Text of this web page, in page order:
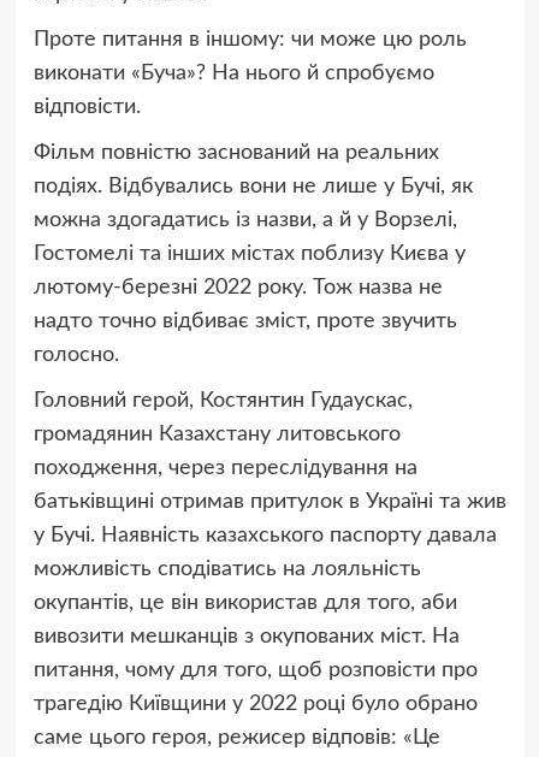
Проте питання в іншому: чи може цю роль
виконати «Буча»? На нього й спробуємо
відповісти.
Фільм повністю заснований на реальних
подіях. Відбувались вони не лише у Бучі, як
можна здогадатись із назви, а й у Ворзелі,
Гостомелі та інших містах поблизу Києва у
лютому-березні 2022 року. Тож назва не
надто точно відбиває зміст, проте звучить
голосно.
Головний герой, Костянтин Гудаускас,
громадянин Казахстану литовського
походження, через переслідування на
батьківщині отримав притулок в Україні та жив
у Бучі. Наявність казахського паспорту давала
можливість сподіватись на лояльність
окупантів, це він використав для того, аби
вивозити мешканців з окупованих міст. На
питання, чому для того, щоб розповісти про
трагедію Київщини у 2022 році було обрано
саме цього героя, режисер відповів: «Це